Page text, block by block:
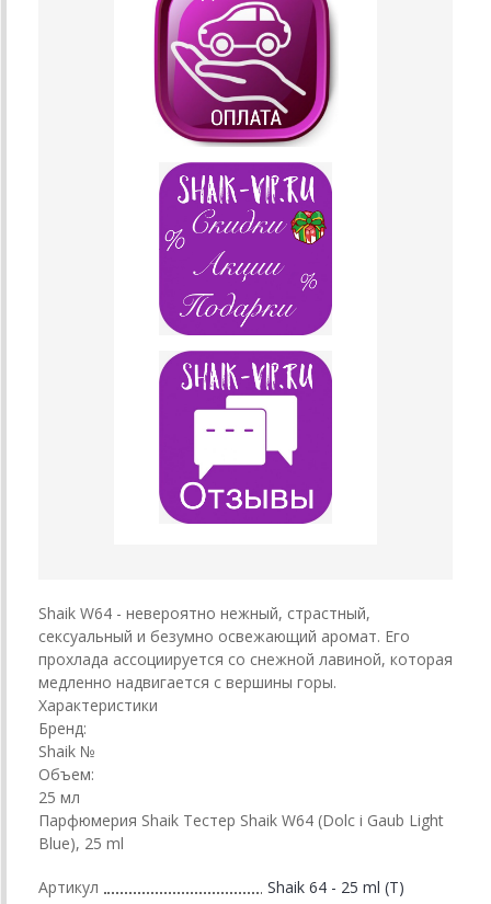
Shaik W64 - невероятно нежный, страстный,
сексуальный и безумно освежающий аромат. Его
прохлада ассоциируется со снежной лавиной, которая
медленно надвигается с вершины горы.
Характеристики
Бренд:
Shaik №
Объем:
25 мл
Парфюмерия Shaik Тестер Shaik W64 (Dolc i Gaub Light
Blue), 25 ml
Артикул Shaik 64 - 25 ml (T)